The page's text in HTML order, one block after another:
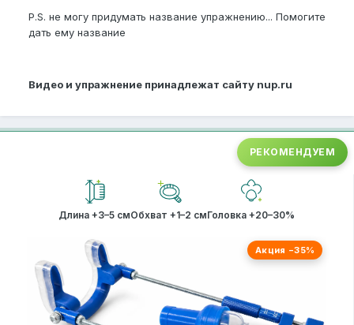
P.S. не могу придумать название упражнению... Помогите
дать ему название
Видео и упражнение принадлежат сайту nup.ru
РЕКОМЕНДУЕМ
Длина +3–5 смОбхват +1–2 смГоловка +20–30%
Акция −35%